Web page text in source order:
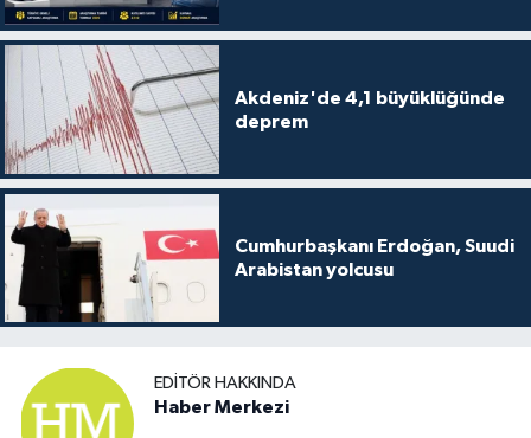
Akdeniz'de 4,1 büyüklüğünde
deprem
Cumhurbaşkanı Erdoğan, Suudi
Arabistan yolcusu
EDITÖR HAKKINDA
Haber Merkezi